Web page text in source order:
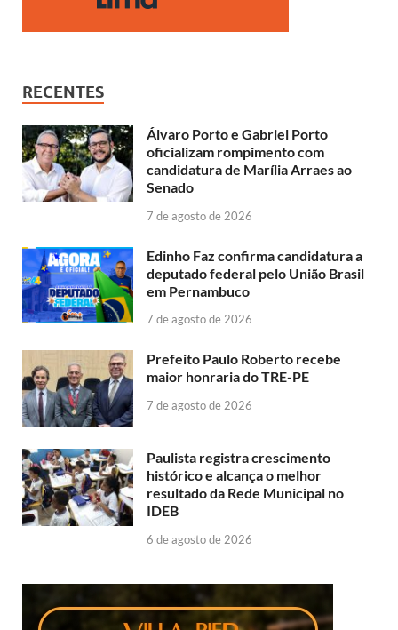
RECENTES
Álvaro Porto e Gabriel Porto
oficializam rompimento com
candidatura de Marília Arraes ao
Senado
7 de agosto de 2026
Edinho Faz confirma candidatura a
deputado federal pelo União Brasil
em Pernambuco
7 de agosto de 2026
Prefeito Paulo Roberto recebe
maior honraria do TRE-PE
7 de agosto de 2026
Paulista registra crescimento
histórico e alcança o melhor
resultado da Rede Municipal no
IDEB
6 de agosto de 2026